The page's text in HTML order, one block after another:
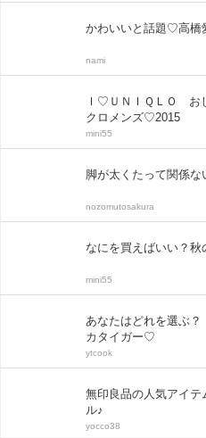
かわいいと話題♡高橋
nami
Ｉ♡ＵＮＩＱＬＯ お
クロメンズ♡2015
mini55
脚が太くたって関係
nozomutosakura
なにを買えばいい？
mini55
あなたはどれを選ぶ？
カタイガー♡
ytcook
無印良品の人気アイテ
ル♪
yocco38